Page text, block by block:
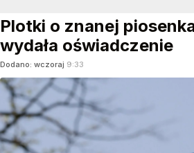
Plotki o znanej
wydała oświadczenie
Dodano: wczoraj 9:33